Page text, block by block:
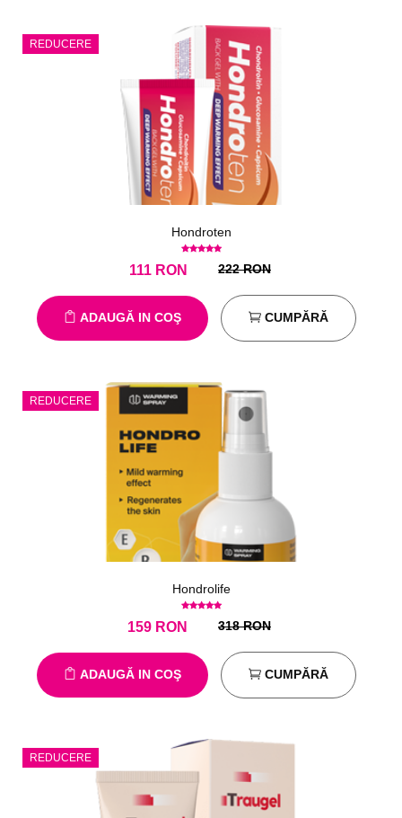
REDUCERE
Hondroten
RON
111 222 RON
ADAUGĂ IN COŞ CUMPĂRĂ
REDUCERE
Hondrolife
RON
159 318 RON
ADAUGĂ IN COŞ CUMPĂRĂ
REDUCERE